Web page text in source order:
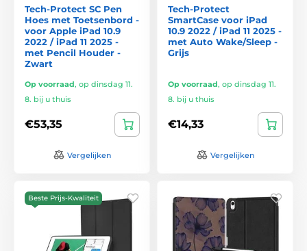
Tech-Protect SC Pen
Hoes met Toetsenbord -
voor Apple iPad 10.9
2022 / iPad 11 2025 -
met Pencil Houder -
Zwart
Op voorraad, op dinsdag 11.
8. bij u thuis
€53,35
Vergelijken
Tech-Protect
SmartCase voor iPad
10.9 2022 / iPad 11 2025 -
met Auto Wake/Sleep -
Grijs
Op voorraad, op dinsdag 11.
8. bij u thuis
€14,33
Vergelijken
Beste Prijs-Kwaliteit